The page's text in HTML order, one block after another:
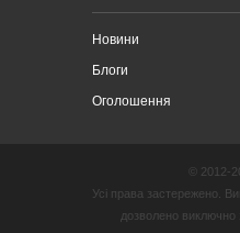
Новини
Блоги
Оголошення
© 2012-
Усі права застережено.
дозволено